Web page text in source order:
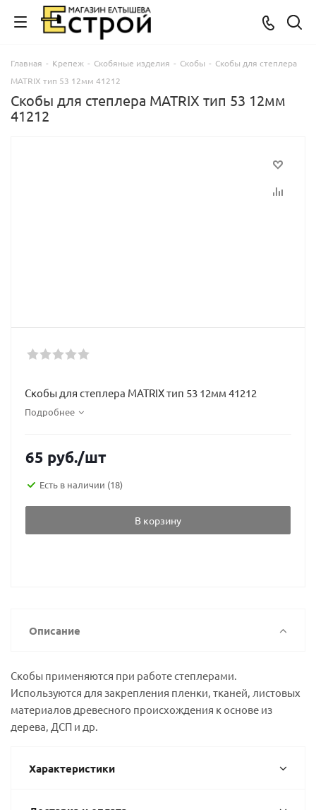
Главная - Крепеж - Скобяные изделия - Скобы - Скобы для степлера
MATRIX тип 53 12мм 41212
Скобы для степлера MATRIX тип 53 12мм
41212
Скобы для степлера MATRIX тип 53 12мм 41212
Подробнее
65 руб./шт
Есть в наличии (18)
В корзину
Описание
Скобы применяются при работе степлерами.
Используются для закрепления пленки, тканей, листовых
материалов древесного происхождения к основе из
дерева, ДСП и др.
Характеристики